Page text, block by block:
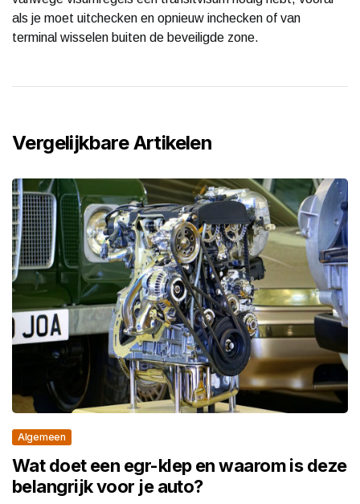
als je moet uitchecken en opnieuw inchecken of van
terminal wisselen buiten de beveiligde zone.
Vergelijkbare Artikelen
Algemeen
Wat doet een egr-klep en waarom is deze
belangrijk voor je auto?